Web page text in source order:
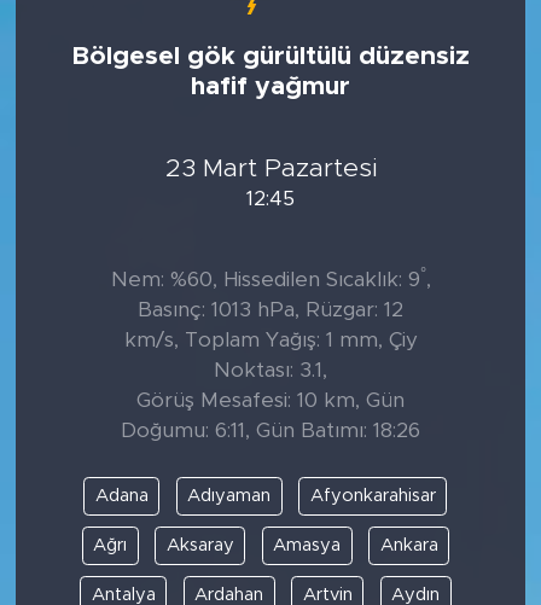
Bölgesel gök gürültülü düzensiz
hafif yağmur
23 Mart Pazartesi
12:45
Nem: %60, Hissedilen Sıcaklık: 9°,
Basınç: 1013 hPa, Rüzgar: 12
km/s, Toplam Yağış: 1 mm, Çiy
Noktası: 3.1,
Görüş Mesafesi: 10 km, Gün
Doğumu: 6:11, Gün Batımı: 18:26
Adana Adıyaman Afyonkarahisar
Ağrı Aksaray Amasya Ankara
Antalya Ardahan Artvin Aydın